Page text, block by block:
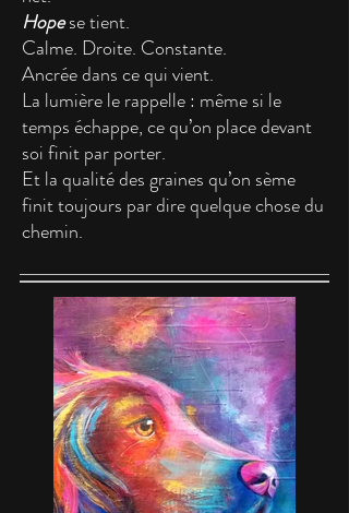
Hopese tient.
Calme. Droite. Constante.
Ancrée dans ce qui vient.
La lumière le rappelle : même si le
temps échappe, ce qu’on place devant
soi finit par porter.
Et la qualité des graines qu’on sème
finit toujours par dire quelque chose du
chemin.